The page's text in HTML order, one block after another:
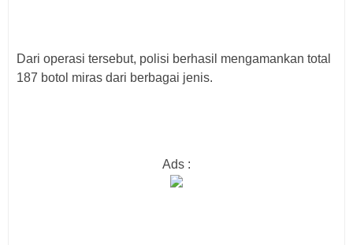
Dari operasi tersebut, polisi berhasil mengamankan total
187 botol miras dari berbagai jenis.
Ads :